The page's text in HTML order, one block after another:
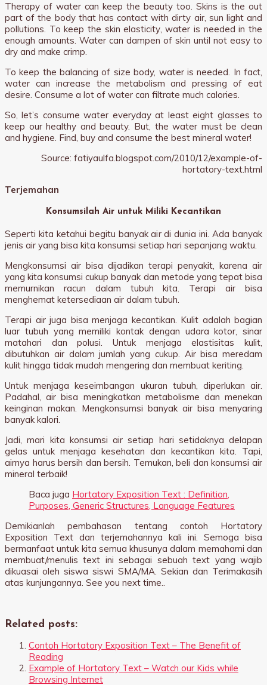
Therapy of water can keep the beauty too. Skins is the out
part of the body that has contact with dirty air, sun light and
pollutions. To keep the skin elasticity, water is needed in the
enough amounts. Water can dampen of skin until not easy to
dry and make crimp.
To keep the balancing of size body, water is needed. In fact,
water can increase the metabolism and pressing of eat
desire. Consume a lot of water can filtrate much calories.
So, let’s consume water everyday at least eight glasses to
keep our healthy and beauty. But, the water must be clean
and hygiene. Find, buy and consume the best mineral water!
Source: fatiyaulfa.blogspot.com/2010/12/example-of-
hortatory-text.html
Terjemahan
Konsumsilah Air untuk Miliki Kecantikan
Seperti kita ketahui begitu banyak air di dunia ini. Ada banyak
jenis air yang bisa kita konsumsi setiap hari sepanjang waktu.
Mengkonsumsi air bisa dijadikan terapi penyakit, karena air
yang kita konsumsi cukup banyak dan metode yang tepat bisa
memurnikan racun dalam tubuh kita. Terapi air bisa
menghemat ketersediaan air dalam tubuh.
Terapi air juga bisa menjaga kecantikan. Kulit adalah bagian
luar tubuh yang memiliki kontak dengan udara kotor, sinar
matahari dan polusi. Untuk menjaga elastisitas kulit,
dibutuhkan air dalam jumlah yang cukup. Air bisa meredam
kulit hingga tidak mudah mengering dan membuat keriting.
Untuk menjaga keseimbangan ukuran tubuh, diperlukan air.
Padahal, air bisa meningkatkan metabolisme dan menekan
keinginan makan. Mengkonsumsi banyak air bisa menyaring
banyak kalori.
Jadi, mari kita konsumsi air setiap hari setidaknya delapan
gelas untuk menjaga kesehatan dan kecantikan kita. Tapi,
airnya harus bersih dan bersih. Temukan, beli dan konsumsi air
mineral terbaik!
Baca juga Hortatory Exposition Text : Definition,
Purposes, Generic Structures, Language Features
Demikianlah pembahasan tentang contoh Hortatory
Exposition Text dan terjemahannya kali ini. Semoga bisa
bermanfaat untuk kita semua khusunya dalam memahami dan
membuat/menulis text ini sebagai sebuah text yang wajib
dikuasai oleh siswa siswi SMA/MA. Sekian dan Terimakasih
atas kunjungannya. See you next time..
Related posts:
Contoh Hortatory Exposition Text – The Benefit of
Reading
Example of Hortatory Text – Watch our Kids while
Browsing Internet